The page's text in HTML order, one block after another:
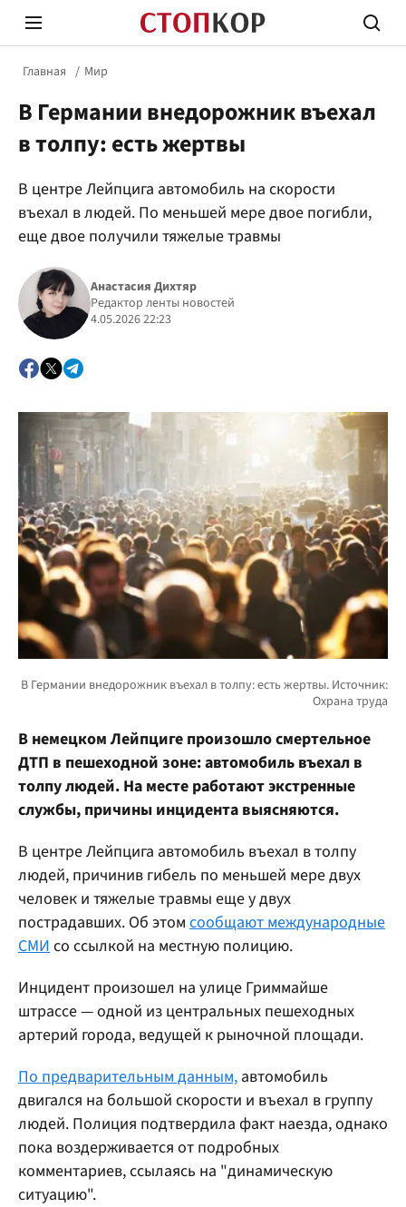
Стоп Политической Коррупции
Политика
Главная Мир
В Германии внедорожник въехал
в толпу: есть жертвы
В центре Лейпцига автомобиль на скорости
въехал в людей. По меньшей мере двое погибли,
еще двое получили тяжелые травмы
Анастасия Дихтяр
Редактор ленты новостей
4.05.2026 22:23
В немецком Лейпциге произошло смертельное
ДТП в пешеходной зоне: автомобиль въехал в
толпу людей. На месте работают экстренные
службы, причины инцидента выясняются.
В центре Лейпцига автомобиль въехал в толпу
людей, причинив гибель по меньшей мере двух
человек и тяжелые травмы еще у двух
пострадавших. Об этом сообщают международные
СМИ со ссылкой на местную полицию.
Инцидент произошел на улице Гриммайше
штрассе — одной из центральных пешеходных
артерий города, ведущей к рыночной площади.
По предварительным данным, автомобиль
двигался на большой скорости и въехал в группу
людей. Полиция подтвердила факт наезда, однако
пока воздерживается от подробных
комментариев, ссылаясь на "динамическую
ситуацию".